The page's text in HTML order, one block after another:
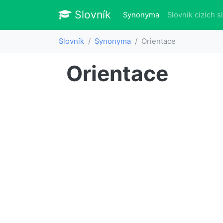
Slovník Slovník
Synonyma(aktuálně)
Slovník cizích
Slovník Synonyma Orientace
Orientace